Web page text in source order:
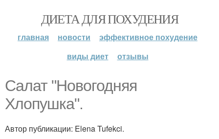
ДИЕТА ДЛЯ ПОХУДЕНИЯ
главная новости
эффективное похудение
виды диет
отзывы
Салат "Новогодняя
Хлопушка".
Автор публикации: Elena Tufekci.